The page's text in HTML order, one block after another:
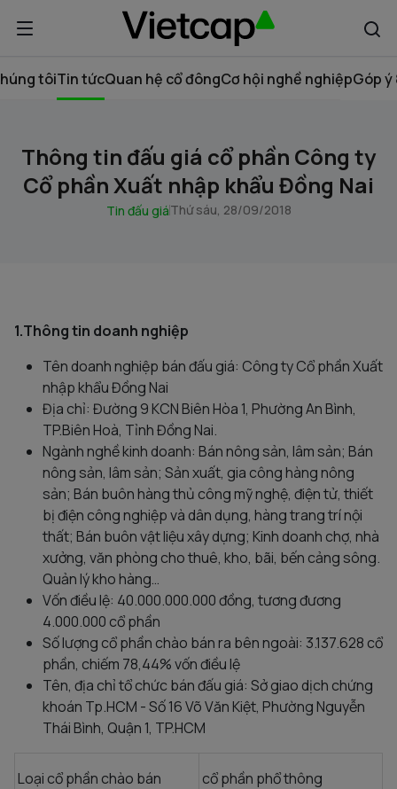
tôiTin tứcQuan hệ cổ đôngCơ hội nghề nghiệpGóp ý
Thông tin đấu giá cổ phần Công ty
Cổ phần Xuất nhập khẩu Đồng Nai
Tin đấu giáThứ sáu, 28/09/2018
1.Thông tin doanh nghiệp
Tên doanh nghiệp bán đấu giá: Công ty Cổ phần Xuất
nhập khẩu Đồng Nai
Địa chỉ: Đường 9 KCN Biên Hòa 1, Phường An Bình,
TP.Biên Hoà, Tỉnh Đồng Nai.
Ngành nghề kinh doanh: Bán nông sản, lâm sản; Bán
nông sản, lâm sản; Sản xuất, gia công hàng nông
sản; Bán buôn hàng thủ công mỹ nghệ, điện tử, thiết
bị điện công nghiệp và dân dụng, hàng trang trí nội
thất; Bán buôn vật liệu xây dựng; Kinh doanh chợ, nhà
xưởng, văn phòng cho thuê, kho, bãi, bến cảng sông.
Quản lý kho hàng…
Vốn điều lệ: 40.000.000.000 đồng, tương đương
4.000.000 cổ phần
Số lượng cổ phần chào bán ra bên ngoài: 3.137.628 cổ
phần, chiếm 78,44% vốn điều lệ
Tên, địa chỉ tổ chức bán đấu giá: Sở giao dịch chứng
khoán Tp.HCM - Số 16 Võ Văn Kiệt, Phường Nguyễn
Thái Bình, Quận 1, TP.HCM
Loại cổ phần chào bán cổ phần phổ thông